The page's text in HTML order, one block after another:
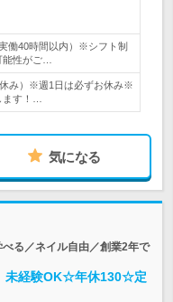
働40時間以内）※シフト制
性がご…
み）※週1日は必ずお休み※
す！…
気になる
る／ネイル自由／創業2年で
未経験OK☆年休130☆定